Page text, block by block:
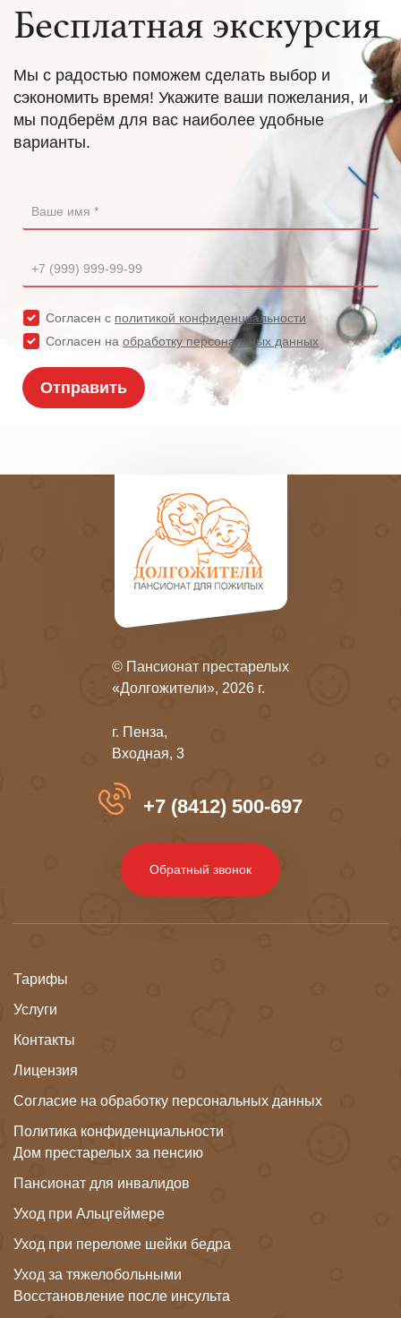
Бесплатная экскурсия
Мы с радостью поможем сделать выбор и
сэкономить время! Укажите ваши пожелания, и
мы подберём для вас наиболее удобные
варианты.
© Пансионат престарелых
«Долгожители», 2026 г.
г. Пенза,
Входная, 3
+7 (8412) 500-697
Обратный звонок
Тарифы
Услуги
Контакты
Лицензия
Согласие на обработку персональных данных
Политика конфиденциальности
Дом престарелых за пенсию
Пансионат для инвалидов
Уход при Альцгеймере
Уход при переломе шейки бедра
Уход за тяжелобольными
Восстановление после инсульта